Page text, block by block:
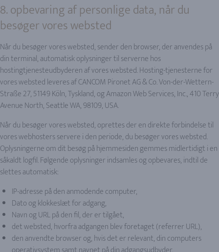
8. opbevaring af personlige data, når du
besøger vores websted
Når du besøger vores websted, sender den browser, der anvendes på
din terminal, automatisk oplysninger til serverne hos
hostingtjenesteudbyderen af vores websted. Hosting-tjenesterne for
vores websted leveres af CANCOM Pironet AG & Co. Von-der-Wettern-
Straße 27, 51149 Köln, Tyskland, og Amazon Web Services, Inc., 410 Terry
Avenue North, Seattle WA, 98109, USA.
Når du besøger vores websted, oprettes der en direkte forbindelse til
vores webhosters servere i den periode, du besøger vores websted.
Oplysningerne om dit besøg på hjemmesiden gemmes midlertidigt i en
såkaldt logfil. Følgende oplysninger indsamles og opbevares, indtil de
slettes automatisk:
IP-adresse på den anmodende computer,
Dato og klokkeslæt for adgang,
Navn og URL på den fil, der er tilgået,
det websted, hvorfra adgangen blev foretaget (referrer URL),
den anvendte browser og, hvis det er relevant, din computers